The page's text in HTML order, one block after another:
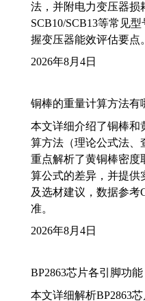
法，并附电力变压器损
SCB10/SCB13等常见
握变压器能效评估要点。
2026年8月4日
铜棒的重量计算方法有
本文详细介绍了铜棒和
算方法（理论公式法、
重点解析了黄铜棒密度
算公式的差异，并提供
及选材建议，数据参考
准。
2026年8月4日
BP2863芯片各引脚功能
本文详细解析BP2863